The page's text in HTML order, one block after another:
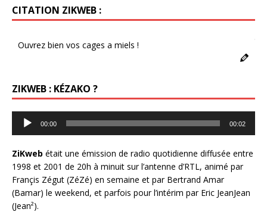
CITATION ZIKWEB :
5s
Ouvrez bien vos cages a miels !
ZIKWEB : KÉZAKO ?
Lecteur
audio
00:00 00:02
ZiKweb était une émission de radio quotidienne diffusée entre
1998 et 2001 de 20h à minuit sur l’antenne d’RTL, animé par
Françis Zégut (ZéZé) en semaine et par Bertrand Amar
(Bamar) le weekend, et parfois pour l’intérim par Eric JeanJean
(Jean²).